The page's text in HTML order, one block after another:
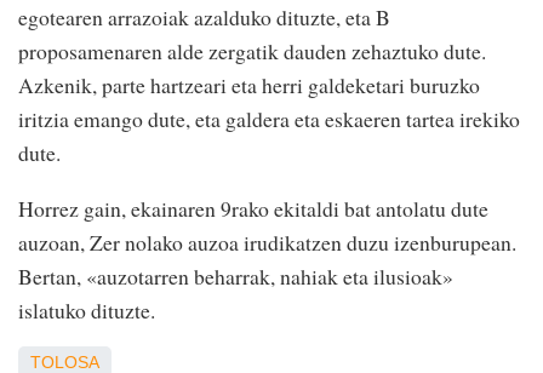
egotearen arrazoiak azalduko dituzte, eta B
proposamenaren alde zergatik dauden zehaztuko dute.
Azkenik, parte hartzeari eta herri galdeketari buruzko
iritzia emango dute, eta galdera eta eskaeren tartea irekiko
dute.
Horrez gain, ekainaren 9rako ekitaldi bat antolatu dute
auzoan, Zer nolako auzoa irudikatzen duzu izenburupean.
Bertan, «auzotarren beharrak, nahiak eta ilusioak»
islatuko dituzte.
TOLOSA